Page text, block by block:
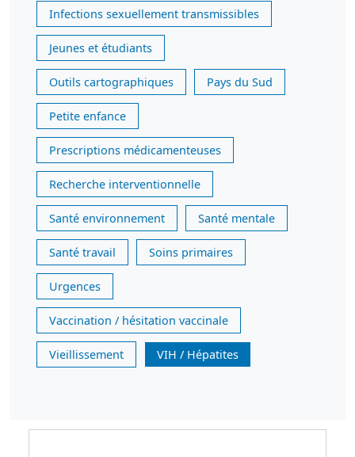
Infections sexuellement transmissibles
Jeunes et étudiants
Outils cartographiques Pays du Sud
Petite enfance
Prescriptions médicamenteuses
Recherche interventionnelle
Santé environnement Santé mentale
Santé travail Soins primaires
Urgences
Vaccination / hésitation vaccinale
Vieillissement VIH / Hépatites